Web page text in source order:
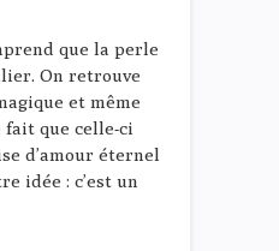
que la perle
On retrouve
et même
que celle-ci
d’amour éternel
idée : c’est un